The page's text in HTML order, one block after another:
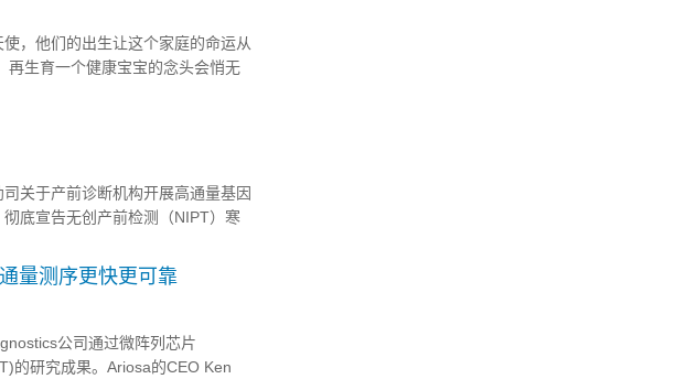
，他们的出生让这个家庭的命运从
生育一个健康宝宝的念头会悄无
健康宝宝的梦想！ ...
关于产前诊断机构开展高通量基因
底宣告无创产前检测（NIPT）寒
的临床咨询、...
量测序更快更可靠
公司通过微阵列芯片
的研究成果。Ariosa的CEO Ken